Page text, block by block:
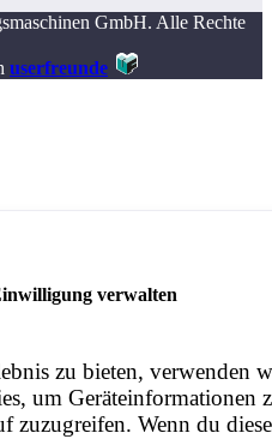
verwalten
zu bieten, verwenden
um Geräteinformationen
zuzugreifen. Wenn du
GmbH. Alle Rechte
userfreunde